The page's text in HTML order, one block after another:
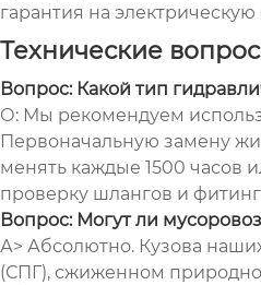
гарантия на
Технические
Вопрос: Какой тип
О: Мы рекомендуем
Первоначальную замену
менять каждые 1500 часов
проверку шлангов и
Вопрос: Могут ли
А> Абсолютно. Кузова
(СПГ), сжиженном